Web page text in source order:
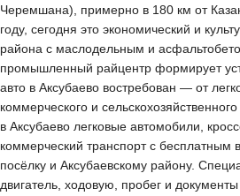
Черемшана), примерно в 180 км от
году, сегодня это экономический и
района с маслодельным и
промышленный райцентр формирует
авто в Аксубаево востребован — от
коммерческого и
в Аксубаево легковые автомобили,
коммерческий транспорт с
посёлку и Аксубаевскому району.
двигатель, ходовую, пробег и